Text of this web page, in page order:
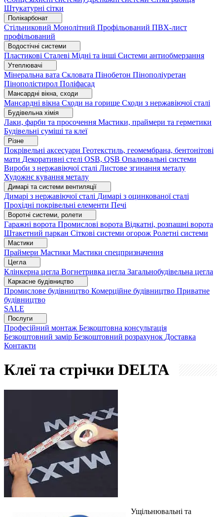
Штукатурні сітки
Полікарбонат
Стільниковий Монолітний Профільований ПВХ-лист
профільований
Водостічні системи
Пластикові Сталеві Мідні та інші Системи антиобмерзання
Утеплювачі
Мінеральна вата Скловата Пінобетон Пінополіуретан
Пінополістирол Поліфасад
Мансардні вікна, сходи
Мансардні вікна Сходи на горище Сходи з нержавіючої сталі
Будівельна хімія
Лаки, фарби та просочення Мастики, праймери та герметики
Будівельні суміші та клеї
Різне
Покрівельні аксесуари Геотекстиль, геомембрана, бентонітові
мати Декоративні стелі OSB, QSB Опалювальні системи
Вироби з нержавіючої сталі Листове згинання металу
Художнє кування металу
Димарі та системи вентиляції
Димарі з нержавіючої сталі Димарі з оцинкованої сталі
Прохідні покрівельні елементи Печі
Воротні системи, ролети
Гаражні ворота Промислові ворота Відкатні, розпашні ворота
Штакетний паркан Сіткові системи огорож Ролетні системи
Мастики
Праймери Мастики Мастики спецпризначення
Цегла
Клінкерна цегла Вогнетривка цегла Загальнобудівельна цегла
Каркасне будівництво
Промислове будівництво Комерційне будівництво Приватне
будівництво
SALE
Послуги
Професійний монтаж Безкоштовна консультація
Безкоштовний замір Безкоштовний розрахунок Доставка
Контакти
Клеї та стрічки DELTA
Ущільнювальні та